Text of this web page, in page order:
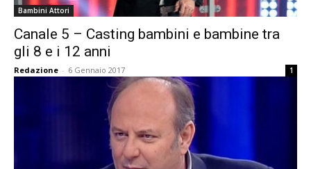
Bambini Attori
Canale 5 – Casting bambini e bambine tra
gli 8 e i 12 anni
Redazione - 6 Gennaio 2017 1